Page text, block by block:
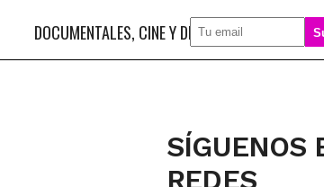
DOCUMENTALES, CINE Y DEPORTE SOBRE
SÍGUENOS
REDES